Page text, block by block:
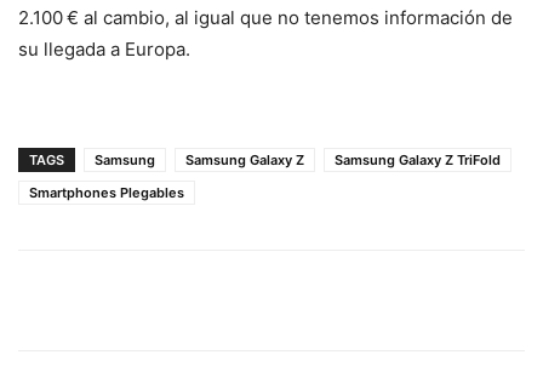
2.100 € al cambio, al igual que no tenemos información de
su llegada a Europa.
TAGS Samsung Samsung Galaxy Z
Samsung Galaxy Z TriFold
Smartphones Plegables